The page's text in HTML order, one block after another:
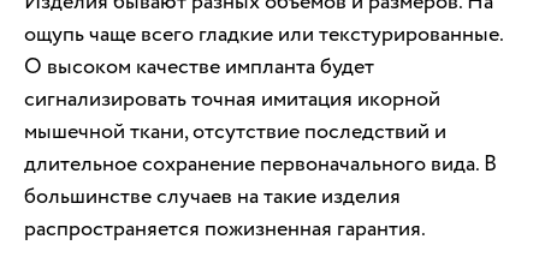
ощупь чаще всего гладкие или текстурированные.
О высоком качестве импланта будет
сигнализировать точная имитация икорной
мышечной ткани, отсутствие последствий и
длительное сохранение первоначального вида. В
большинстве случаев на такие изделия
распространяется пожизненная гарантия.